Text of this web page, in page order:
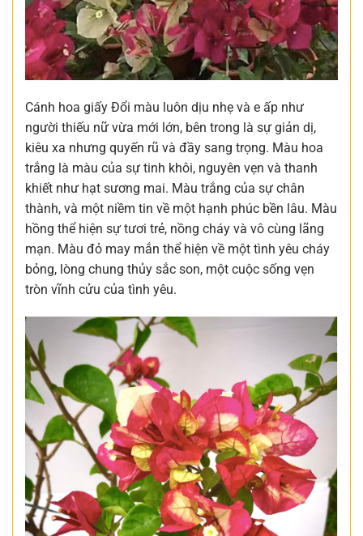
Cánh hoa giấy Đổi màu luôn dịu nhẹ và e ấp như
người thiếu nữ vừa mới lớn, bên trong là sự giản dị,
kiêu xa nhưng quyến rũ và đầy sang trọng. Màu hoa
trắng là màu của sự tinh khôi, nguyên vẹn và thanh
khiết như hạt sương mai. Màu trắng của sự chân
thành, và một niềm tin về một hạnh phúc bền lâu. Màu
hồng thể hiện sự tươi trẻ, nồng cháy và vô cùng lãng
mạn. Màu đỏ may mắn thể hiện về một tình yêu cháy
bỏng, lòng chung thủy sắc son, một cuộc sống vẹn
tròn vĩnh cửu của tình yêu.